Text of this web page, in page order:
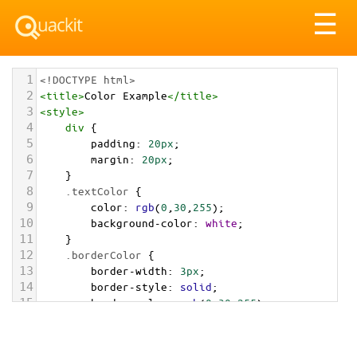
☰
1 <!DOCTYPE html>
2 <title>Color Example</title>
3 <style>
4 div {
5 padding: 20px;
6 margin: 20px;
7 }
8 .textColor {
9 color: rgb(0 30 255);
10 background-color: white;
11 }
12 .borderColor {
13 border-width: 3px;
14 border-style: solid;
15 border-color: rgb(0,30,255);